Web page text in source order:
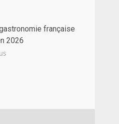
française
2026